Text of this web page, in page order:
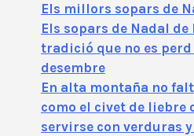
Els millors sopars de
Els sopars de Nadal
tradició que no es
desembre
En alta montaña no
como el civet de liebre
servirse con verduras